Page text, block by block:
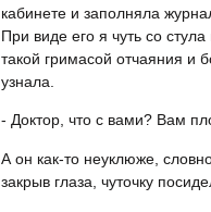
кабинете и заполняла
При виде его я чуть со
такой гримасой отчаяния и
узнала.
- Доктор, что с вами? Вам
А он как-то неуклюже,
закрыв глаза, чуточку